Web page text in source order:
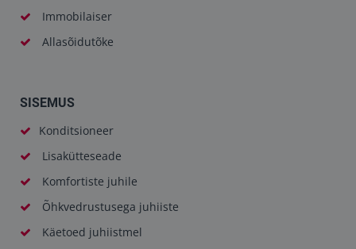
Immobilaiser
Allasõidutõke
SISEMUS
Konditsioneer
Lisakütteseade
Komfortiste juhile
Õhkvedrustusega juhiiste
Käetoed juhiistmel